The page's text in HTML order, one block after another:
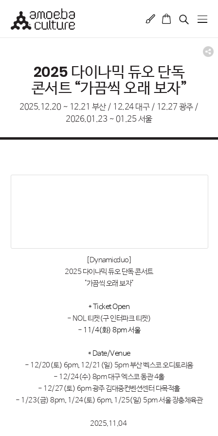
2025 다이나믹 듀오 단독
콘서트 “가끔씩 오래 보자”
2025.12.20 ~ 12.21 부산 / 12.24 대구 / 12.27 광주 /
2026.01.23 ~ 01.25 서울
[Dynamicduo]
2025 다이나믹 듀오 단독 콘서트
"가끔씩 오래 보자"
* Ticket Open
- NOL 티켓(구 인터파크 티켓)
- 11/4(화) 8pm 서울
* Date/Venue
- 12/20(토) 6pm, 12/21(일) 5pm 부산 벡스코 오디토리움
- 12/24(수) 8pm 대구 엑스코 동관 4홀
- 12/27(토) 6pm 광주 김대중컨벤션센터 다목적홀
- 1/23(금) 8pm, 1/24(토) 6pm, 1/25(일) 5pm 서울 장충체육관
2025.11.04